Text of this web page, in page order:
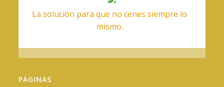
La solución para que no cenes siempre lo
mismo.
PÁGINAS